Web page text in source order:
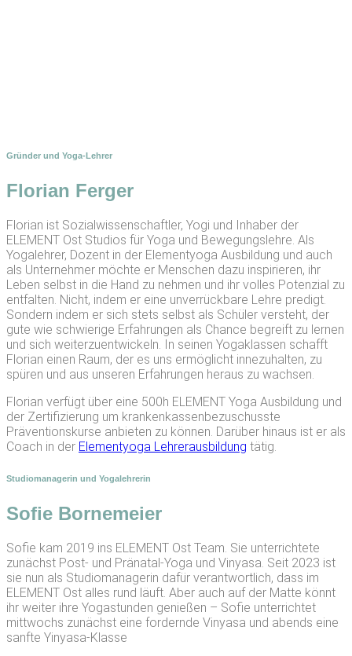
Gründer und Yoga-Lehrer
Florian Ferger
Florian ist Sozialwissenschaftler, Yogi und Inhaber der
ELEMENT Ost Studios für Yoga und Bewegungslehre. Als
Yogalehrer, Dozent in der Elementyoga Ausbildung und auch
als Unternehmer möchte er Menschen dazu inspirieren, ihr
Leben selbst in die Hand zu nehmen und ihr volles Potenzial zu
entfalten. Nicht, indem er eine unverrückbare Lehre predigt.
Sondern indem er sich stets selbst als Schüler versteht, der
gute wie schwierige Erfahrungen als Chance begreift zu lernen
und sich weiterzuentwickeln. In seinen Yogaklassen schafft
Florian einen Raum, der es uns ermöglicht innezuhalten, zu
spüren und aus unseren Erfahrungen heraus zu wachsen.
Florian verfügt über eine 500h ELEMENT Yoga Ausbildung und
der Zertifizierung um krankenkassenbezuschusste
Präventionskurse anbieten zu können. Darüber hinaus ist er als
Coach in der Elementyoga Lehrerausbildung tätig.
Studiomanagerin und Yogalehrerin
Sofie Bornemeier
Sofie kam 2019 ins ELEMENT Ost Team. Sie unterrichtete
zunächst Post- und Pränatal-Yoga und Vinyasa. Seit 2023 ist
sie nun als Studiomanagerin dafür verantwortlich, dass im
ELEMENT Ost alles rund läuft. Aber auch auf der Matte könnt
ihr weiter ihre Yogastunden genießen – Sofie unterrichtet
mittwochs zunächst eine fordernde Vinyasa und abends eine
sanfte Yinyasa-Klasse